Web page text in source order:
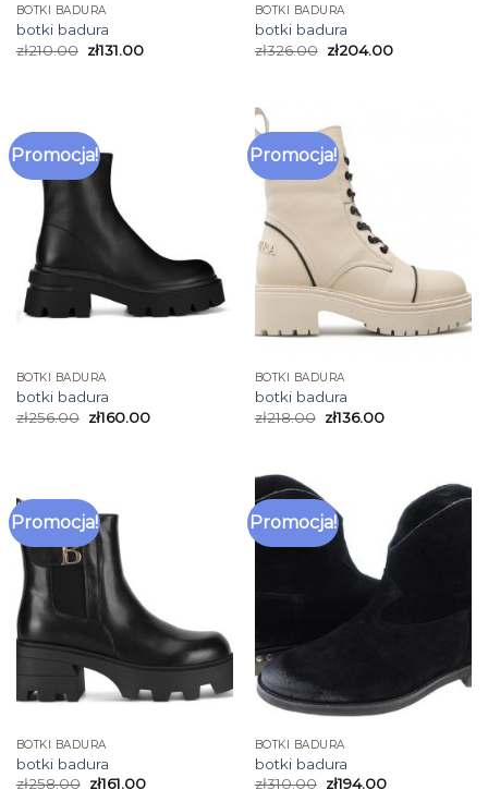
BOTKI BADURA
botki badura
zł210.00 zł131.00
BOTKI BADURA
botki badura
zł326.00 zł204.00
Promocja!
BOTKI BADURA
botki badura
zł256.00 zł160.00
Promocja!
BOTKI BADURA
botki badura
zł218.00 zł136.00
Promocja!
BOTKI BADURA
botki badura
zł258.00 zł161.00
Promocja!
BOTKI BADURA
botki badura
zł310.00 zł194.00